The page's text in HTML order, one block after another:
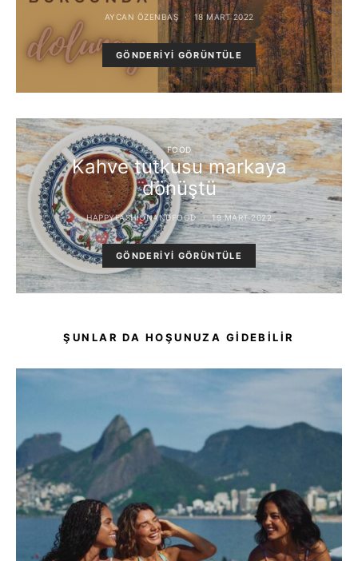
AYCAN ÖZENBAŞ 18 MART 2022
GÖNDERIYI GÖRÜNTÜLE
FOOD
Kahve tutkusu markaya
dönüştü
HAPPYFASHIONANDFOOD 19 MART 2022
GÖNDERIYI GÖRÜNTÜLE
ŞUNLAR DA HOŞUNUZA GIDEBILIR